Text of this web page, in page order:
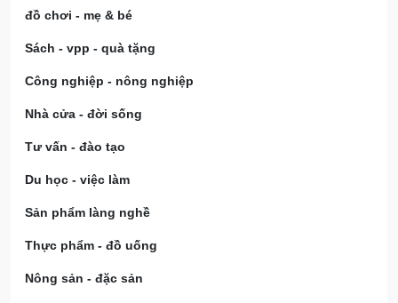
đồ chơi - mẹ & bé
Sách - vpp - quà tặng
Công nghiệp - nông nghiệp
Nhà cửa - đời sống
Tư vấn - đào tạo
Du học - việc làm
Sản phẩm làng nghề
Thực phẩm - đồ uống
Nông sản - đặc sản